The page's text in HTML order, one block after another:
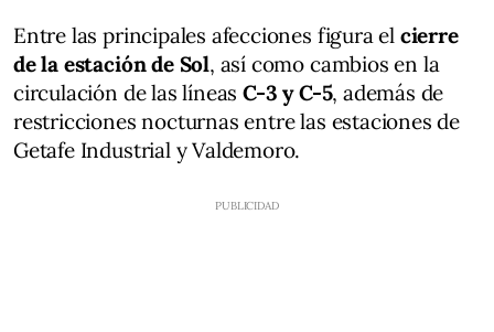
Entre las principales afecciones figura el cierre
de la estación de Sol, así como cambios en la
circulación de las líneasC-3 y C-5, además de
restricciones nocturnas entre las estaciones de
Getafe Industrial y Valdemoro.